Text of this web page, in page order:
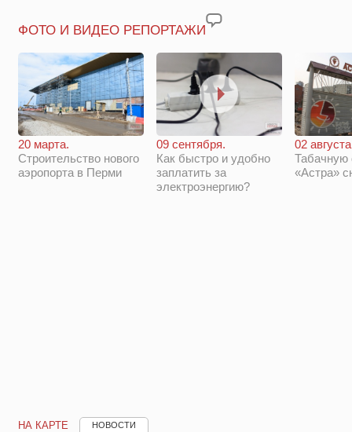
ФОТО И ВИДЕО РЕПОРТАЖИ
20 марта.
Строительство нового
аэропорта в Перми
09 сентября.
Как быстро и удобно
заплатить за
электроэнергию?
02
Табачную
«Астра»
НА КАРТЕ НОВОСТИ